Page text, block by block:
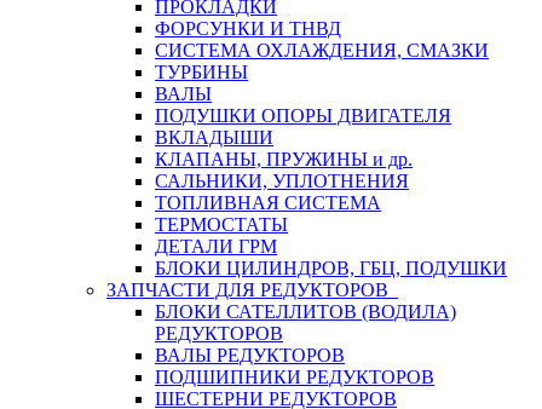
ПРОКЛАДКИ
ФОРСУНКИ И ТНВД
СИСТЕМА ОХЛАЖДЕНИЯ, СМАЗКИ
ТУРБИНЫ
ВАЛЫ
ПОДУШКИ ОПОРЫ ДВИГАТЕЛЯ
ВКЛАДЫШИ
КЛАПАНЫ, ПРУЖИНЫ и др.
САЛЬНИКИ, УПЛОТНЕНИЯ
ТОПЛИВНАЯ СИСТЕМА
ТЕРМОСТАТЫ
ДЕТАЛИ ГРМ
БЛОКИ ЦИЛИНДРОВ, ГБЦ, ПОДУШКИ
ЗАПЧАСТИ ДЛЯ РЕДУКТОРОВ
БЛОКИ САТЕЛЛИТОВ (ВОДИЛА)
РЕДУКТОРОВ
ВАЛЫ РЕДУКТОРОВ
ПОДШИПНИКИ РЕДУКТОРОВ
ШЕСТЕРНИ РЕДУКТОРОВ